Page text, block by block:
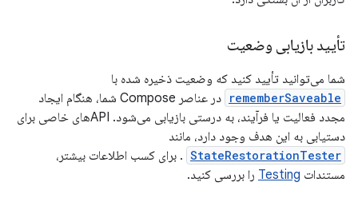
تأیید بازیابی وضعیت
شما می‌توانید تأیید کنید که وضعیت ذخیره شده با
rememberSaveable
در عناصر Compose شما، هنگام ایجاد
مجدد فعالیت یا فرآیند، به درستی بازیابی می‌شود. APIهای خاصی برای
دستیابی به این هدف وجود دارد، مانند
StateRestorationTester . برای کسب اطلاعات بیشتر،
مستندات Testing را بررسی کنید.